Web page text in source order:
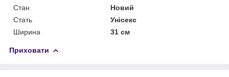
Стан
Новий
Стать
Унісекс
Ширина
31 см
Приховати